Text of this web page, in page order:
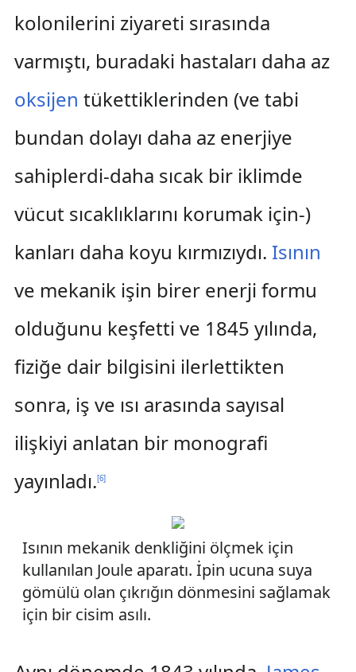
kolonilerini ziyareti sırasında
varmıştı, buradaki hastaları daha az
oksijen tükettiklerinden (ve tabi
bundan dolayı daha az enerjiye
sahiplerdi-daha sıcak bir iklimde
vücut sıcaklıklarını korumak için-)
kanları daha koyu kırmızıydı. Isının
ve mekanik işin birer enerji formu
olduğunu keşfetti ve 1845 yılında,
fiziğe dair bilgisini ilerlettikten
sonra, iş ve ısı arasında sayısal
ilişkiyi anlatan bir monografi
yayınladı.[6]
Isının mekanik denkliğini ölçmek için
kullanılan Joule aparatı. İpin ucuna suya
gömülü olan çıkrığın dönmesini sağlamak
için bir cisim asılı.